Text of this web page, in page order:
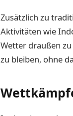
Zusätzlich zu
Aktivitäten wie
Wetter draußen
zu bleiben, ohne